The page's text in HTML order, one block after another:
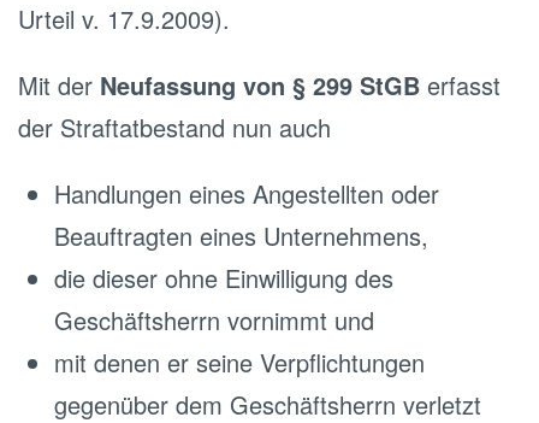
Urteil v. 17.9.2009).
Mit der Neufassung von § 299 StGB erfasst
der Straftatbestand nun auch
Handlungen eines Angestellten oder
Beauftragten eines Unternehmens,
die dieser ohne Einwilligung des
Geschäftsherrn vornimmt und
mit denen er seine Verpflichtungen
gegenüber dem Geschäftsherrn verletzt